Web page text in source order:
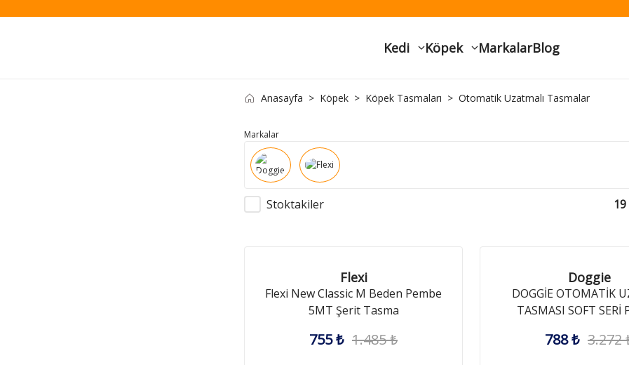
Kedi Köpek MarkalarBlog
Anasayfa Köpek Köpek Tasmaları Otomatik Uzatmalı Tasmalar
Markalar
Stoktakiler 19
Flexi
Flexi New Classic M Beden Pembe
5MT Şerit Tasma
755 ₺ 1.485 ₺
Doggie
DOGGİE OTOMATİK
TASMASI SOFT SERİ
788 ₺ 3.272